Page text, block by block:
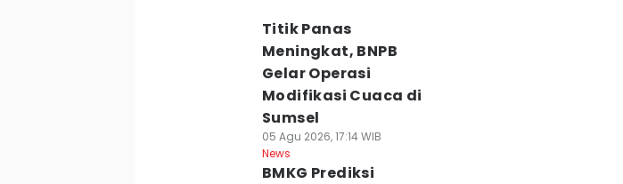
Titik Panas
Meningkat, BNPB
Gelar Operasi
Modifikasi Cuaca di
Sumsel
05 Agu 2026, 17:14 WIB
News
BMKG Prediksi